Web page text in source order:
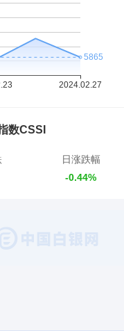
数CSSI
日涨跌幅
-0.44%
年第二十二届中国国际白银